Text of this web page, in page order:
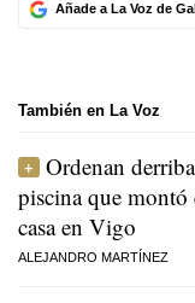
Añade a La Voz de
También en La Voz
Ordenan
piscina que montó
casa en Vigo
ALEJANDRO MARTÍNEZ